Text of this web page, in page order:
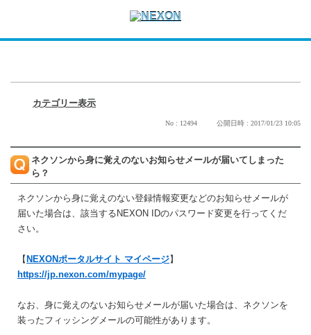
カテゴリー表示
No : 12494 公開日時 : 2017/01/23 10:05
ネクソンから身に覚えのないお知らせメールが届いてしまった
ら？
ネクソンから身に覚えのない登録情報変更などのお知らせメールが
届いた場合は、該当するNEXON IDのパスワード変更を行ってくだ
さい。
【 NEXONポータルサイト マイページ】
https://jp.nexon.com/mypage/
なお、身に覚えのないお知らせメールが届いた場合は、ネクソンを
装ったフィッシングメールの可能性があります。